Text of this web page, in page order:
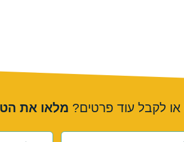
או לקבל עוד פרטים? מלאו את